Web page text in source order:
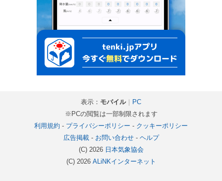
表示： モバイル｜ PC
※PCの閲覧は一部制限されます
利用規約 - プライバシーポリシー - クッキーポリシー
広告掲載- お問い合わせ- ヘルプ
(C) 2026 日本気象協会
(C) 2026 ALiNKインターネット